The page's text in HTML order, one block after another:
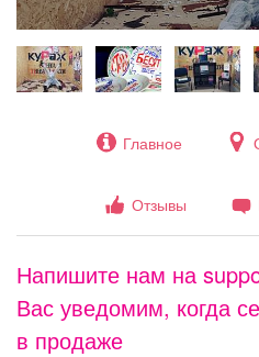
Главное
Отзывы
Напишите нам на
Вас уведомим, когда
в продаже